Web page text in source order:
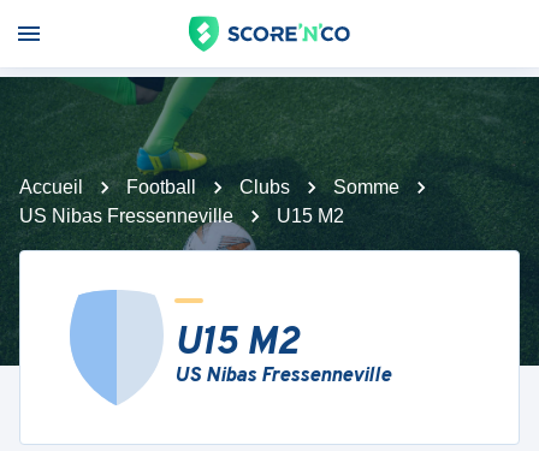
Accueil Football Clubs
Somme
US Nibas Fressenneville
U15 M2
U15 M2
US Nibas Fressenneville